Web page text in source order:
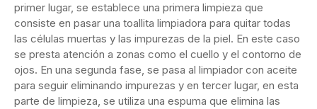
primer lugar, se establece una primera limpieza que
consiste en pasar una toallita limpiadora para quitar todas
las células muertas y las impurezas de la piel. En este caso
se presta atención a zonas como el cuello y el contorno de
ojos. En una segunda fase, se pasa al limpiador con aceite
para seguir eliminando impurezas y en tercer lugar, en esta
parte de limpieza, se utiliza una espuma que elimina las